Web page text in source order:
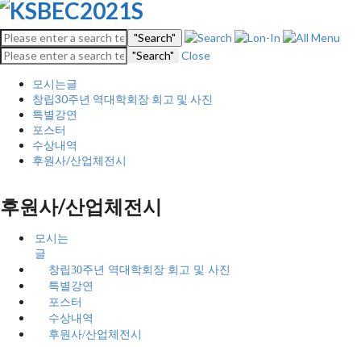
"Search"
"Search" Close
모시는글
창립30주년 역대학회장 회고 및 사진
특별강연
포스터
수상내역
후원사/산업체전시
후원사/산업체전시
모시는
글
창립30주년 역대학회장 회고 및 사진
특별강연
포스터
수상내역
후원사/산업체전시